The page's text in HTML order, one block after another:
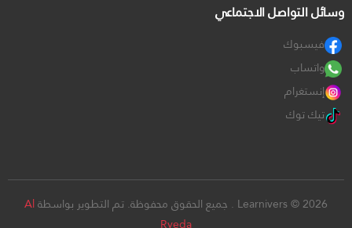
وسائل التواصل الاجتماعي
فيسبوك
واتساب
إنستغرام
تيك توك
Learnivers © 2026 . جميع الحقوق محفوظة. تم التطوير بواسطة
Al
Ryeda